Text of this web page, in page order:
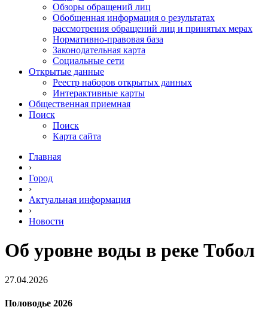
Обзоры обращений лиц
Обобщенная информация о результатах
рассмотрения обращений лиц и принятых мерах
Нормативно-правовая база
Законодательная карта
Социальные сети
Открытые данные
Реестр наборов открытых данных
Интерактивные карты
Общественная приемная
Поиск
Поиск
Карта сайта
Главная
›
Город
›
Актуальная информация
›
Новости
Об уровне воды в реке Тобол
27.04.2026
Половодье 2026